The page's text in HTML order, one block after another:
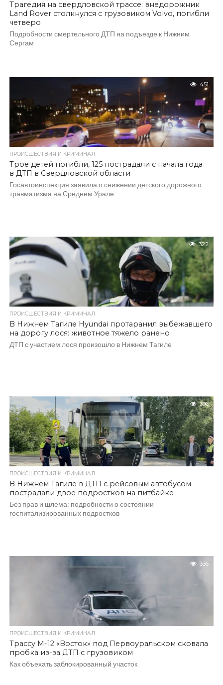
Трагедия на свердловской трассе: внедорожник
Land Rover столкнулся с грузовиком Volvo, погибли
четверо
Подробности смертельного ДТП на подъезде к Нижним
Сергам
451
ПРОИСШЕСТВИЯ И КРИМИНАЛ
Трое детей погибли, 125 пострадали с начала года
в ДТП в Свердловской области
Госавтоинспекция заявила о снижении детского дорожного
травматизма на Среднем Урале
322
ПРОИСШЕСТВИЯ И КРИМИНАЛ
В Нижнем Тагиле Hyundai протаранил выбежавшего
на дорогу лося: животное тяжело ранено
ДТП с участием лося произошло в Нижнем Тагиле
396
ПРОИСШЕСТВИЯ И КРИМИНАЛ
В Нижнем Тагиле в ДТП с рейсовым автобусом
пострадали двое подростков на питбайке
Без прав и шлема: подробности о состоянии
госпитализированных подростков
336
ПРОИСШЕСТВИЯ И КРИМИНАЛ
Трассу М-12 «Восток» под Первоуральском сковала
пробка из-за ДТП с грузовиком
Как объехать заблокированный участок